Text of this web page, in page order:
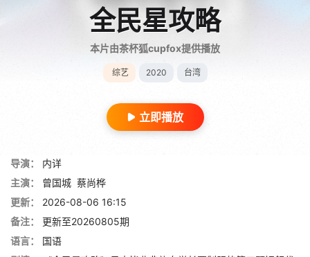
全民星攻略
本片由茶杯狐cupfox提供播放
综艺 2020 台湾
立即播放
导演：
内详
主演：
曾国城 蔡尚桦
更新：
2026-08-06 16:15
备注：
更新至20260805期
语言：
国语